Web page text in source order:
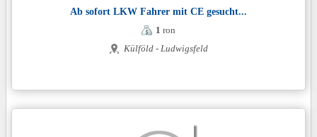
Ab sofort LKW Fahrer mit CE gesucht...
1 ron
Külföld - Ludwigsfeld